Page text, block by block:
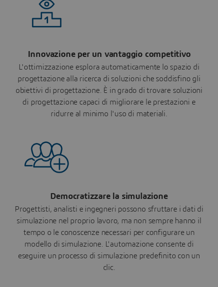
Innovazione per un vantaggio competitivo
L'ottimizzazione esplora automaticamente lo spazio di
progettazione alla ricerca di soluzioni che soddisfino gli
obiettivi di progettazione. È in grado di trovare soluzioni
di progettazione capaci di migliorare le prestazioni e
ridurre al minimo l'uso di materiali.
Democratizzare la simulazione
Progettisti, analisti e ingegneri possono sfruttare i dati di
simulazione nel proprio lavoro, ma non sempre hanno il
tempo o le conoscenze necessari per configurare un
modello di simulazione. L'automazione consente di
eseguire un processo di simulazione predefinito con un
clic.